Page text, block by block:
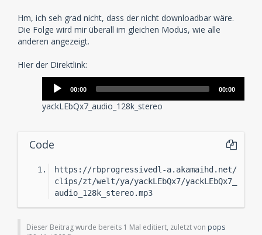
Hm, ich seh grad nicht, dass der nicht downloadbar wäre.
Die Folge wird mir überall im gleichen Modus, wie alle
anderen angezeigt.
HIer der Direktlink:
Audio-
Player
00:00 00:00
yackLEbQx7_audio_128k_stereo
Code
https://rbprogressivedl-a.akamaihd.net/
clips/zt/welt/ya/yackLEbQx7/yackLEbQx7_
audio_128k_stereo.mp3
Dieser Beitrag wurde bereits 1 Mal editiert, zuletzt von pops